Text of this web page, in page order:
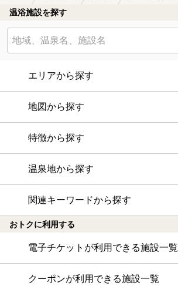
温浴施設を探す
エリアから探す
地図から探す
特徴から探す
温泉地から探す
関連キーワードから探す
おトクに利用する
電子チケットが利用できる施設一覧
クーポンが利用できる施設一覧